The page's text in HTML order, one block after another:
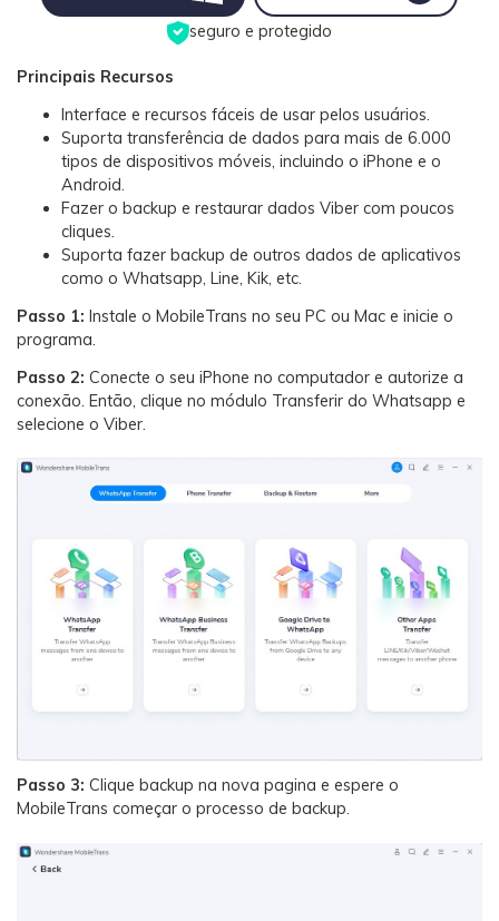
seguro e protegido
Principais Recursos
Interface e recursos fáceis de usar pelos usuários.
Suporta transferência de dados para mais de 6.000
tipos de dispositivos móveis, incluindo o iPhone e o
Android.
Fazer o backup e restaurar dados Viber com poucos
cliques.
Suporta fazer backup de outros dados de aplicativos
como o Whatsapp, Line, Kik, etc.
Passo 1: Instale o MobileTrans no seu PC ou Mac e inicie o
programa.
Passo 2: Conecte o seu iPhone no computador e autorize a
conexão. Então, clique no módulo Transferir do Whatsapp e
selecione o Viber.
Passo 3: Clique backup na nova pagina e espere o
MobileTrans começar o processo de backup.